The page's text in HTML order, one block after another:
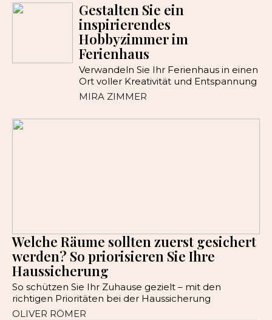
Gestalten Sie ein
inspirierendes
Hobbyzimmer im
Ferienhaus
Verwandeln Sie Ihr Ferienhaus in einen
Ort voller Kreativität und Entspannung
MIRA ZIMMER
Welche Räume sollten zuerst gesichert
werden? So priorisieren Sie Ihre
Haussicherung
So schützen Sie Ihr Zuhause gezielt – mit den
richtigen Prioritäten bei der Haussicherung
OLIVER RÖMER